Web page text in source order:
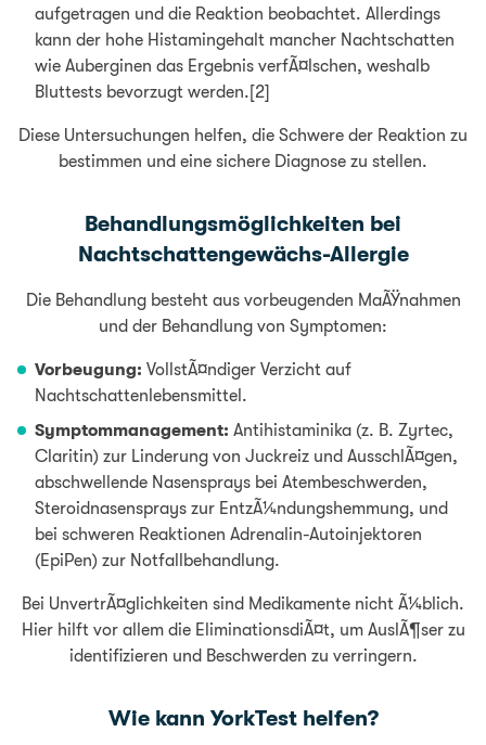
aufgetragen und die Reaktion beobachtet. Allerdings
kann der hohe Histamingehalt mancher Nachtschatten
wie Auberginen das Ergebnis verfÃ¤lschen, weshalb
Bluttests bevorzugt werden.[2]
Diese Untersuchungen helfen, die Schwere der Reaktion zu
bestimmen und eine sichere Diagnose zu stellen.
Behandlungsmöglichkeiten bei
Nachtschattengewächs-Allergie
Die Behandlung besteht aus vorbeugenden MaÃŸnahmen
und der Behandlung von Symptomen:
Vorbeugung: VollstÃ¤ndiger Verzicht auf
Nachtschattenlebensmittel.
Symptommanagement: Antihistaminika (z. B. Zyrtec,
Claritin) zur Linderung von Juckreiz und AusschlÃ¤gen,
abschwellende Nasensprays bei Atembeschwerden,
Steroidnasensprays zur EntzÃ¼ndungshemmung, und
bei schweren Reaktionen Adrenalin-Autoinjektoren
(EpiPen) zur Notfallbehandlung.
Bei UnvertrÃ¤glichkeiten sind Medikamente nicht Ã¼blich.
Hier hilft vor allem die EliminationsdiÃ¤t, um AuslÃ¶ser zu
identifizieren und Beschwerden zu verringern.
Wie kann YorkTest helfen?